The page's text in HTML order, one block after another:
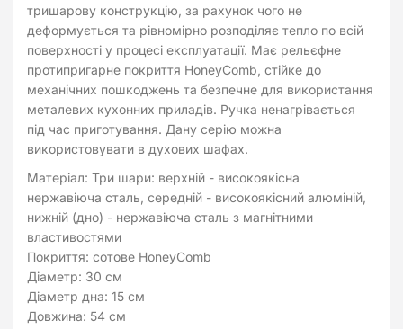
тришарову конструкцію, за рахунок чого не
деформується та рівномірно розподіляє тепло по всій
поверхності у процесі експлуатації. Має рельєфне
протипригарне покриття HoneyComb, стійке до
механічних пошкоджень та безпечне для використання
металевих кухонних приладів. Ручка ненагрівається
під час приготування. Дану серію можна
використовувати в духових шафах.
Матеріал: Три шари: верхній - високоякісна
нержавіюча сталь, середній - високоякісний алюміній,
нижній (дно) - нержавіюча сталь з магнітними
властивостями
Покриття: сотове HoneyComb
Діаметр: 30 см
Діаметр дна: 15 см
Довжина: 54 см